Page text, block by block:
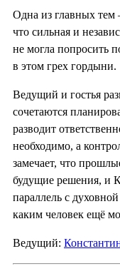
Одна из главных тем
что сильная и
не могла попросить
в этом грех гордыни.
Ведущий и гостья
сочетаются
разводит
необходимо, а
замечает, что
будущие решения, и
параллель с
каким человек ещё
Ведущий: